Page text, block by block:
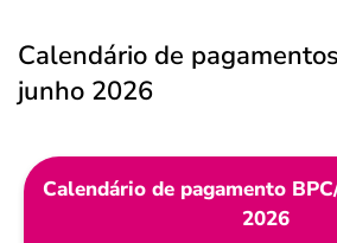
Calendário de
junho 2026
Calendário de pagamento
2026